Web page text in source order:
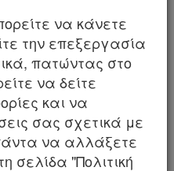
ΥΠΟΔΟΜΩΝ ΚΑΙ
ΚΕΝΤΡΙΚΗΣ
58, 59, 60, 61 και
Πολεοδομίας
5306/2026, Α’ 88).
να κάνετε
την επεξεργασία
πατώντας στο
να δείτε
και να
σας σχετικά με
να αλλάξετε
σελίδα "Πολιτική